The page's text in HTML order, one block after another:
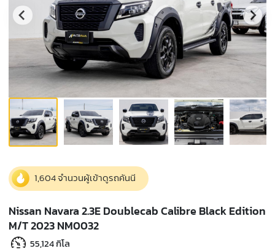
1,604 จำนวนผู้เข้าดูรถคันนี
Nissan Navara 2.3E Doublecab Calibre Black Edition
M/T 2023 NM0032
55,124 กิโล